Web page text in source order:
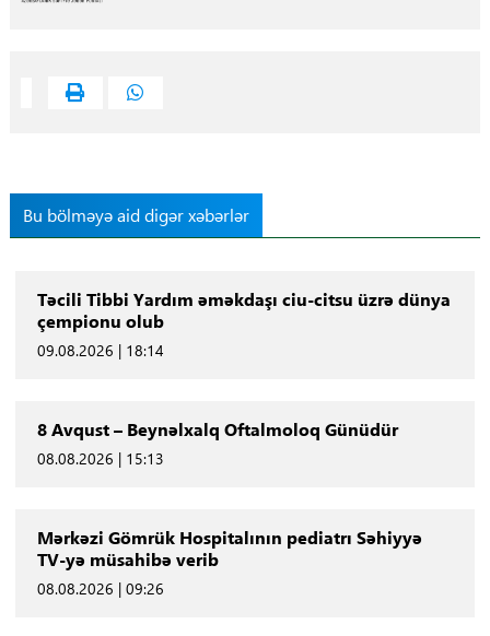
Bu bölməyə aid digər xəbərlər
Təcili Tibbi Yardım əməkdaşı ciu-citsu üzrə dünya
çempionu olub
09.08.2026 | 18:14
8 Avqust – Beynəlxalq Oftalmoloq Günüdür
08.08.2026 | 15:13
Mərkəzi Gömrük Hospitalının pediatrı Səhiyyə
TV-yə müsahibə verib
08.08.2026 | 09:26